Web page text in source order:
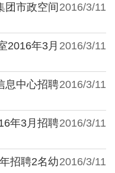
2016/3/11
团市政空间
2016/3/11
2016年3月
2016/3/11
息中心招聘
2016/3/11
年3月招聘
2016/3/11
招聘2名幼